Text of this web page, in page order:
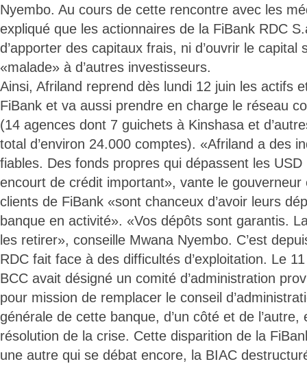
Nyembo. Au cours de cette rencontre avec les
expliqué que les actionnaires de la FiBank RDC
d’apporter des capitaux frais, ni d’ouvrir le capital
«malade» à d’autres investisseurs.
Ainsi, Afriland reprend dès lundi 12 juin les actifs
FiBank et va aussi prendre en charge le réseau
(14 agences dont 7 guichets à Kinshasa et
total d’environ 24.000 comptes). «Afriland a des
fiables. Des fonds propres qui dépassent les
encourt de crédit important», vante le gouverneur
clients de FiBank «sont chanceux d’avoir leurs
banque en activité». «Vos dépôts sont garantis.
les retirer», conseille Mwana Nyembo. C’est
RDC fait face à des difficultés d’exploitation. Le
BCC avait désigné un comité d’administration
pour mission de remplacer le conseil
générale de cette banque, d’un côté et de
résolution de la crise. Cette disparition de la
une autre qui se débat encore, la BIAC